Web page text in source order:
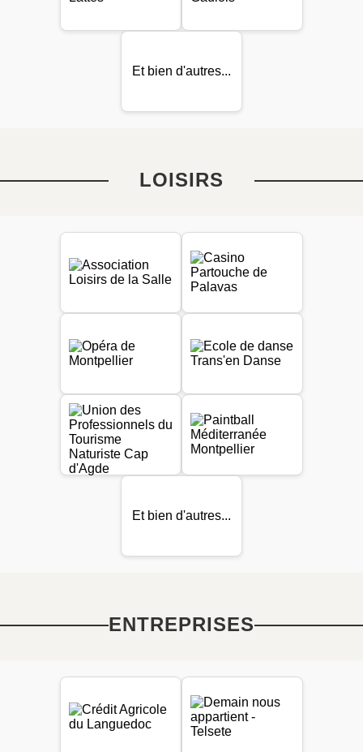
Et bien d'autres...
LOISIRS
Et bien d'autres...
ENTREPRISES